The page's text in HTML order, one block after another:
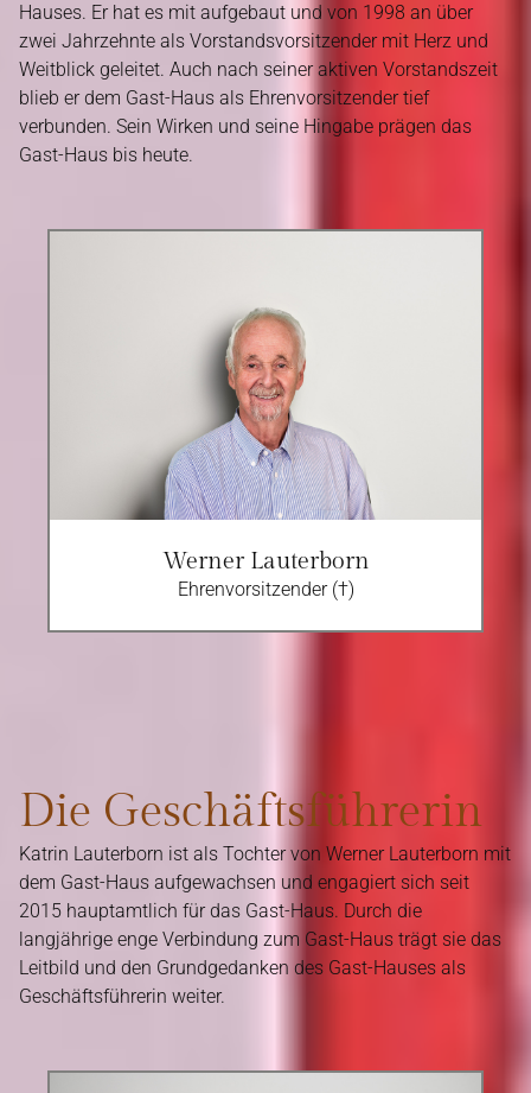
Hauses. Er hat es mit aufgebaut und von 1998 an über
zwei Jahrzehnte als Vorstandsvorsitzender mit Herz und
Weitblick geleitet. Auch nach seiner aktiven Vorstandszeit
blieb er dem Gast-Haus als Ehrenvorsitzender tief
verbunden. Sein Wirken und seine Hingabe prägen das
Gast-Haus bis heute.
Werner Lauterborn
Ehrenvorsitzender (†)
Die Geschäftsführerin
Katrin Lauterborn ist als Tochter von Werner Lauterborn mit
dem Gast-Haus aufgewachsen und engagiert sich seit
2015 hauptamtlich für das Gast-Haus. Durch die
langjährige enge Verbindung zum Gast-Haus trägt sie das
Leitbild und den Grundgedanken des Gast-Hauses als
Geschäftsführerin weiter.